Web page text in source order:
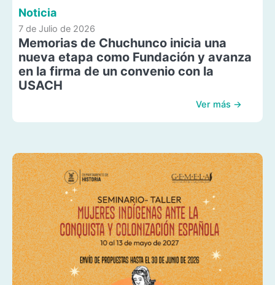
Noticia
7 de Julio de 2026
Memorias de Chuchunco inicia una
nueva etapa como Fundación y avanza
en la firma de un convenio con la
USACH
Ver más →